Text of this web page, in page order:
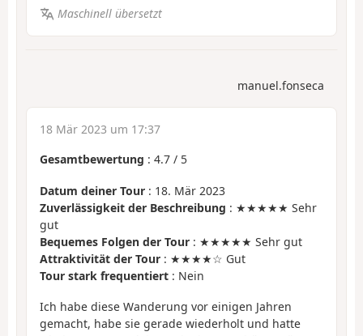
Maschinell übersetzt
manuel.fonseca
18 Mär 2023 um 17:37
Gesamtbewertung : 4.7 / 5
Datum deiner Tour : 18. Mär 2023
Zuverlässigkeit der Beschreibung : ★★★★★ Sehr
gut
Bequemes Folgen der Tour : ★★★★★ Sehr gut
Attraktivität der Tour : ★★★★☆ Gut
Tour stark frequentiert : Nein
Ich habe diese Wanderung vor einigen Jahren
gemacht, habe sie gerade wiederholt und hatte